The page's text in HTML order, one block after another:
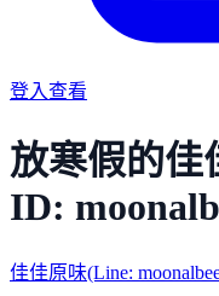
登入查看
放寒假的佳
ID:
佳佳原味(Line: